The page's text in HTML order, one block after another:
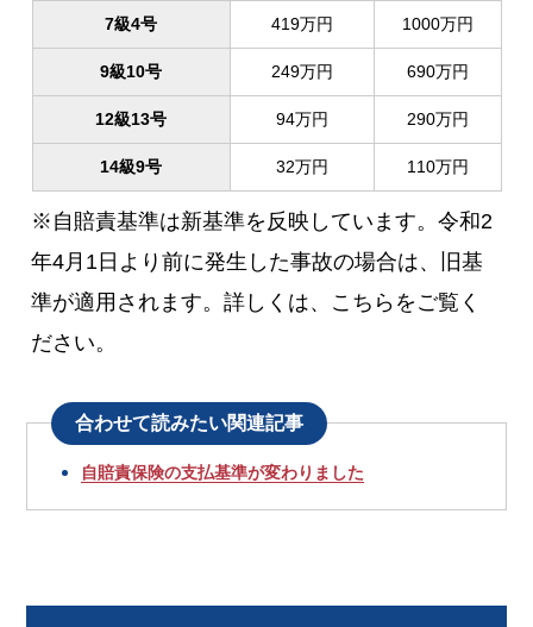
7級4号 419万円 1000万円
9級10号 249万円 690万円
12級13号 94万円 290万円
14級9号 32万円 110万円
※自賠責基準は新基準を反映しています。令和2
年4月1日より前に発生した事故の場合は、旧基
準が適用されます。詳しくは、こちらをご覧く
ださい。
合わせて読みたい関連記事
自賠責保険の支払基準が変わりました